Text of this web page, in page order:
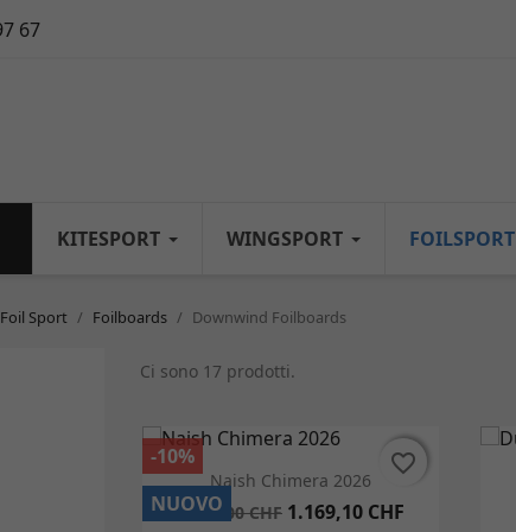
67
KITESPORT WINGSPORT FOILSPORT
Foil Sport Foilboards Downwind Foilboards
Ci sono 17 prodotti.
 Anteprima
Naish Chimera 2026
1.299,00 CHF 1.169,10 CHF
-10%
NUOVO
favorite_border
favorite_border